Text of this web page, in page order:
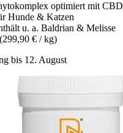
optimiert mit CBD
Hunde & Katzen
u. a. Baldrian & Melisse
(299,90 € / kg)
bis 12. August